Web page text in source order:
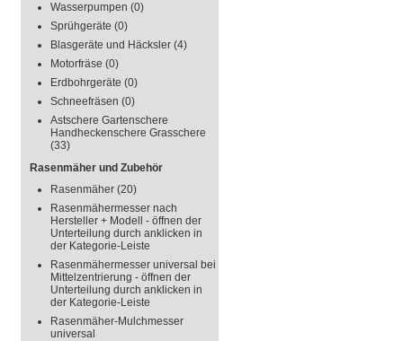
Wasserpumpen (0)
Sprühgeräte (0)
Blasgeräte und Häcksler (4)
Motorfräse (0)
Erdbohrgeräte (0)
Schneefräsen (0)
Astschere Gartenschere
Handheckenschere Grasschere
(33)
Rasenmäher und Zubehör
Rasenmäher (20)
Rasenmähermesser nach
Hersteller + Modell - öffnen der
Unterteilung durch anklicken in
der Kategorie-Leiste
Rasenmähermesser universal bei
Mittelzentrierung - öffnen der
Unterteilung durch anklicken in
der Kategorie-Leiste
Rasenmäher-Mulchmesser
universal